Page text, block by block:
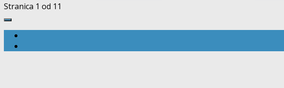
Stranica 1 od 1 1